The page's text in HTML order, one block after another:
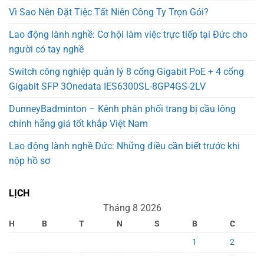
Vì Sao Nên Đặt Tiệc Tất Niên Công Ty Trọn Gói?
Lao động lành nghề: Cơ hội làm việc trực tiếp tại Đức cho
người có tay nghề
Switch công nghiệp quản lý 8 cổng Gigabit PoE + 4 cổng
Gigabit SFP 3Onedata IES6300SL-8GP4GS-2LV
DunneyBadminton – Kênh phân phối trang bị cầu lông
chính hãng giá tốt khắp Việt Nam
Lao động lành nghề Đức: Những điều cần biết trước khi
nộp hồ sơ
LỊCH
Tháng 8 2026
H B T N S B
C
1
2